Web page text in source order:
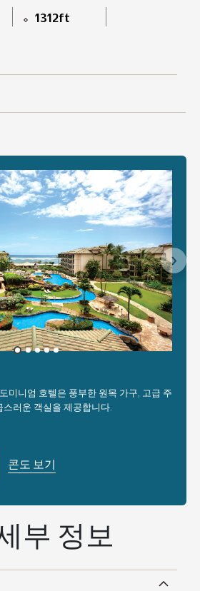
1312ft
다음
미니엄 호텔은 풍부한 원목 가구, 고급 주
러운 객실을 제공합니다.
콘도 보기
부 정보